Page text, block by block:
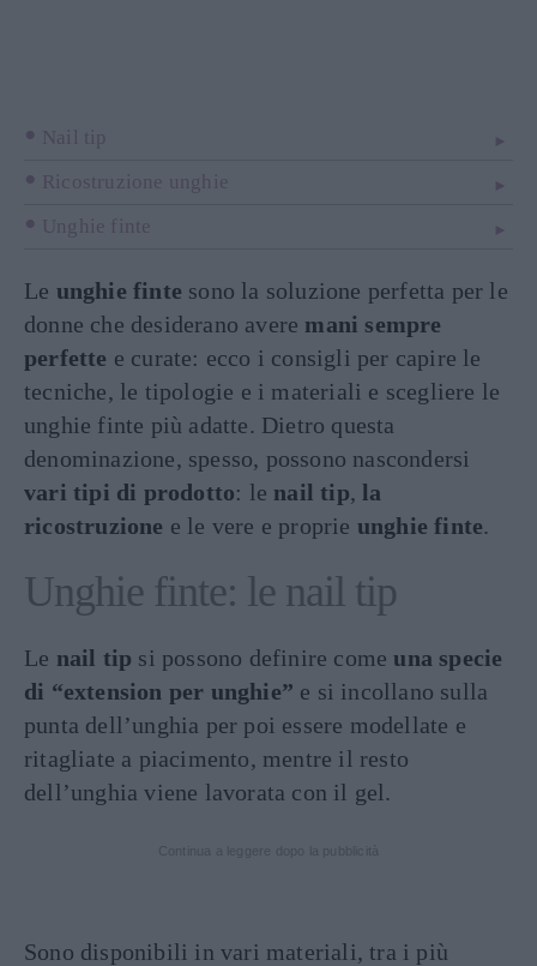
Nail tip
Ricostruzione unghie
Unghie finte
Le unghie finte sono la soluzione perfetta per le
donne che desiderano avere mani sempre
perfette e curate: ecco i consigli per capire le
tecniche, le tipologie e i materiali e scegliere le
unghie finte più adatte. Dietro questa
denominazione, spesso, possono nascondersi
vari tipi di prodotto: le nail tip, la
ricostruzione e le vere e proprie unghie finte.
Unghie finte: le nail tip
Le nail tip si possono definire comeuna specie
di “extension per unghie” e si incollano sulla
punta dell’unghia per poi essere modellate e
ritagliate a piacimento, mentre il resto
dell’unghia viene lavorata con il gel.
Sono disponibili in vari materiali, tra i più